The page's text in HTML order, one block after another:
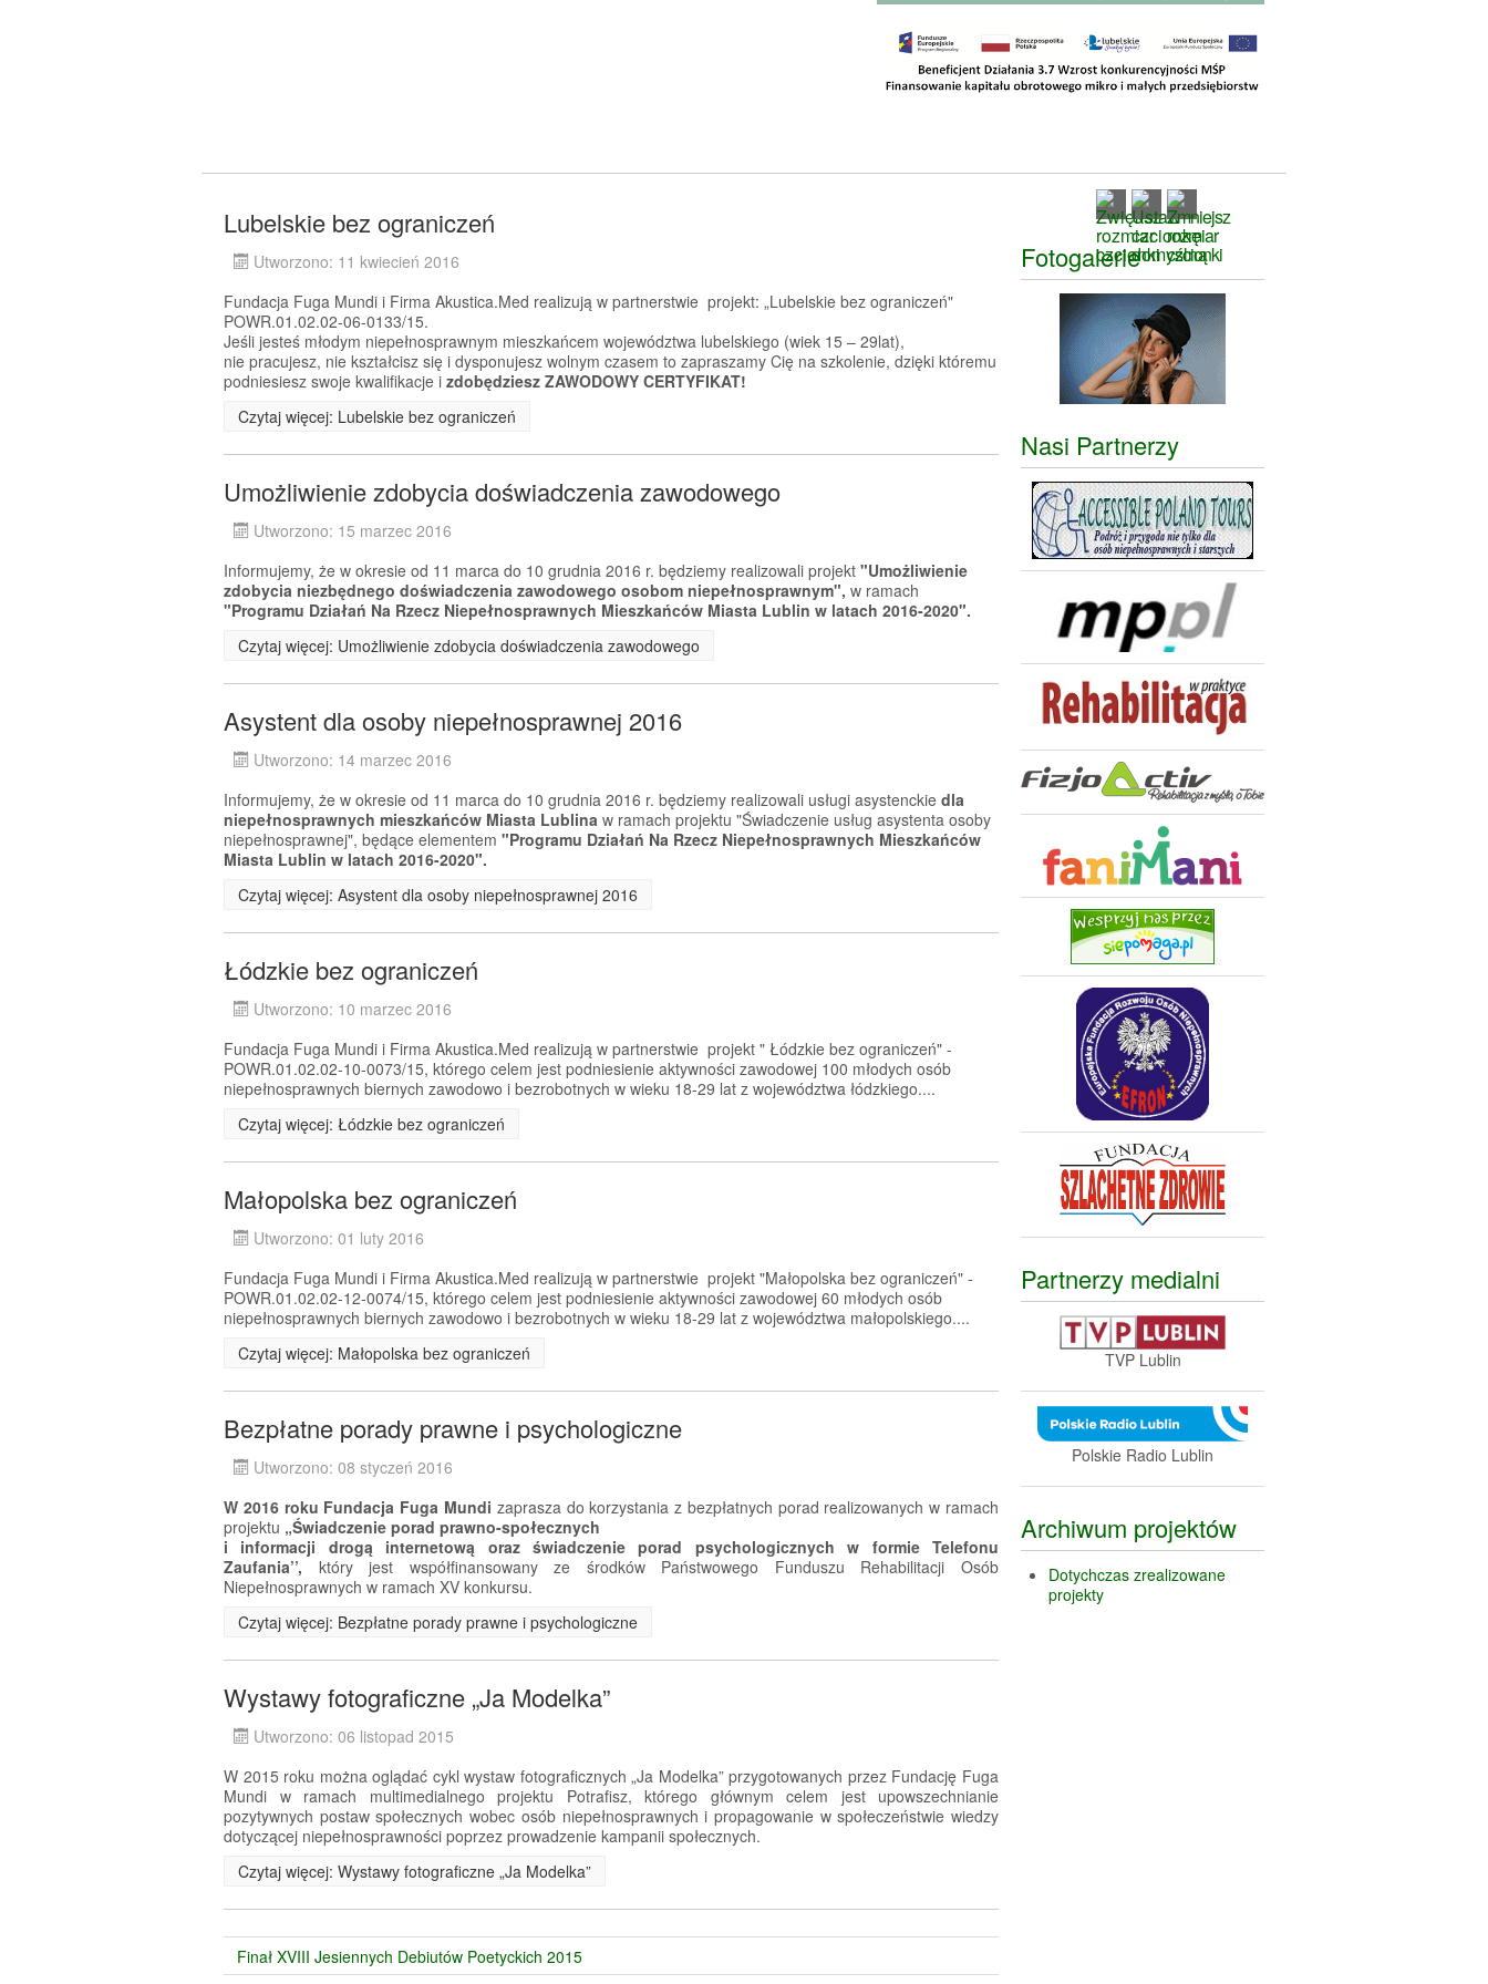
Lubelskie bez ograniczeń
Utworzono: 11 kwiecień 2016
Fundacja Fuga Mundi i Firma Akustica.Med realizują w partnerstwie projekt: „Lubelskie bez ograniczeń"
POWR.01.02.02-06-0133/15.
Jeśli jesteś młodym niepełnosprawnym mieszkańcem województwa lubelskiego (wiek 15 – 29lat),
nie pracujesz, nie kształcisz się i dysponujesz wolnym czasem to zapraszamy Cię na szkolenie, dzięki któremu
podniesiesz swoje kwalifikacje i zdobędziesz ZAWODOWY CERTYFIKAT!
Czytaj więcej: Lubelskie bez ograniczeń
Umożliwienie zdobycia doświadczenia zawodowego
Utworzono: 15 marzec 2016
Informujemy, że w okresie od 11 marca do 10 grudnia 2016 r. będziemy realizowali projekt "Umożliwienie
zdobycia niezbędnego doświadczenia zawodowego osobom niepełnosprawnym", w ramach
"Programu Działań Na Rzecz Niepełnosprawnych Mieszkańców Miasta Lublin w latach 2016-2020".
Czytaj więcej: Umożliwienie zdobycia doświadczenia zawodowego
Asystent dla osoby niepełnosprawnej 2016
Utworzono: 14 marzec 2016
Informujemy, że w okresie od 11 marca do 10 grudnia 2016 r. będziemy realizowali usługi asystenckie dla
niepełnosprawnych mieszkańców Miasta Lublina w ramach projektu "Świadczenie usług asystenta osoby
niepełnosprawnej", będące elementem "Programu Działań Na Rzecz Niepełnosprawnych Mieszkańców
Miasta Lublin w latach 2016-2020".
Czytaj więcej: Asystent dla osoby niepełnosprawnej 2016
Łódzkie bez ograniczeń
Utworzono: 10 marzec 2016
Fundacja Fuga Mundi i Firma Akustica.Med realizują w partnerstwie projekt " Łódzkie bez ograniczeń" -
POWR.01.02.02-10-0073/15, którego celem jest podniesienie aktywności zawodowej 100 młodych osób
niepełnosprawnych biernych zawodowo i bezrobotnych w wieku 18-29 lat z województwa łódzkiego....
Czytaj więcej: Łódzkie bez ograniczeń
Małopolska bez ograniczeń
Utworzono: 01 luty 2016
Fundacja Fuga Mundi i Firma Akustica.Med realizują w partnerstwie projekt "Małopolska bez ograniczeń" -
POWR.01.02.02-12-0074/15, którego celem jest podniesienie aktywności zawodowej 60 młodych osób
niepełnosprawnych biernych zawodowo i bezrobotnych w wieku 18-29 lat z województwa małopolskiego....
Czytaj więcej: Małopolska bez ograniczeń
Bezpłatne porady prawne i psychologiczne
Utworzono: 08 styczeń 2016
W 2016 roku Fundacja Fuga Mundi zaprasza do korzystania z bezpłatnych porad realizowanych w ramach
projektu „Świadczenie porad prawno-społecznych
i informacji drogą internetową oraz świadczenie porad psychologicznych w formie Telefonu
Zaufania’’, który jest współfinansowany ze środków Państwowego Funduszu Rehabilitacji Osób
Niepełnosprawnych w ramach XV konkursu.
Czytaj więcej: Bezpłatne porady prawne i psychologiczne
Wystawy fotograficzne „Ja Modelka”
Utworzono: 06 listopad 2015
W 2015 roku można oglądać cykl wystaw fotograficznych „Ja Modelka” przygotowanych przez Fundację Fuga
Mundi w ramach multimedialnego projektu Potrafisz, którego głównym celem jest upowszechnianie
pozytywnych postaw społecznych wobec osób niepełnosprawnych i propagowanie w społeczeństwie wiedzy
dotyczącej niepełnosprawności poprzez prowadzenie kampanii społecznych.
Czytaj więcej: Wystawy fotograficzne „Ja Modelka”
Finał XVIII Jesiennych Debiutów Poetyckich 2015
Fotogalerie
Nasi Partnerzy
Partnerzy medialni
TVP Lublin
Polskie Radio Lublin
Archiwum projektów
Dotychczas zrealizowane
projekty